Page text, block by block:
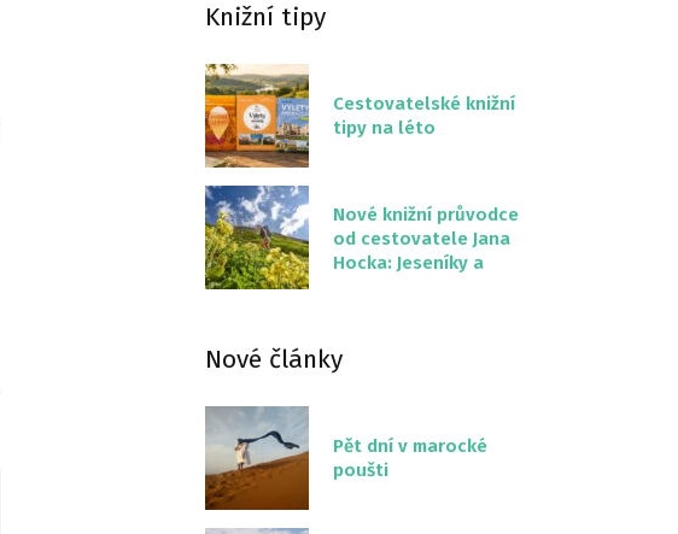
Knižní tipy
Cestovatelské knižní
tipy na léto
Nové knižní průvodce
od cestovatele Jana
Hocka: Jeseníky a
Nové články
Pět dní v marocké
poušti